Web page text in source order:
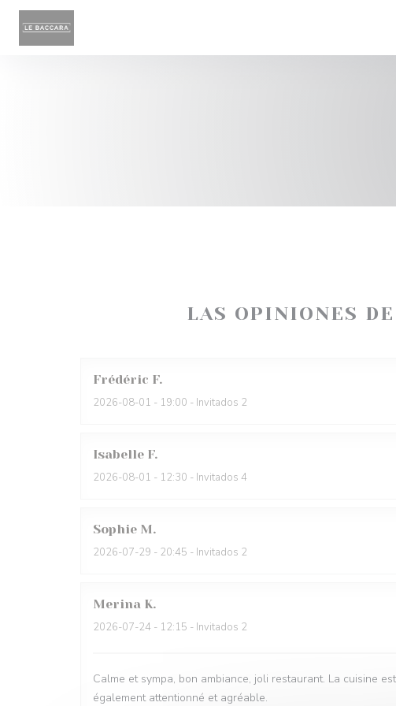
Personalización de sus opciones de cookies
LAS OPINIONES
Frédéric F
2026-08-01 - 19:00 - Invitados 2
Isabelle F
2026-08-01 - 12:30 - Invitados 4
Sophie M
2026-07-29 - 20:45 - Invitados 2
Merina K
2026-07-24 - 12:15 - Invitados 2
Calme et sympa, bon ambiance, joli restaurant. La cuisine
également attentionné et agréable.